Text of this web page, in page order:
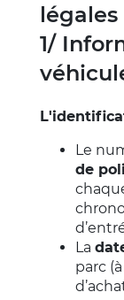
légales
1/
Le
de
La
parc